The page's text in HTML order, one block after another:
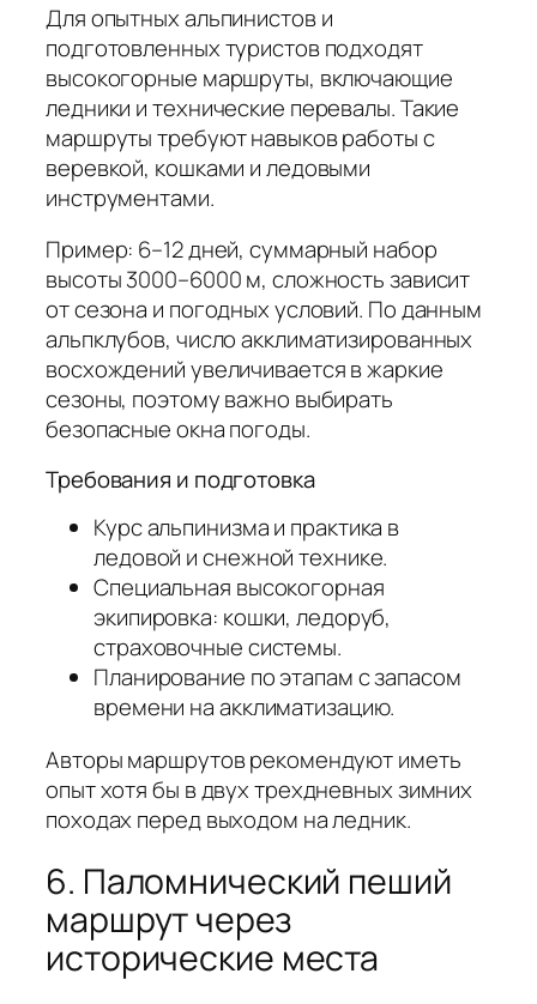
Для опытных альпинистов и
подготовленных туристов подходят
высокогорные маршруты, включающие
ледники и технические перевалы. Такие
маршруты требуют навыков работы с
веревкой, кошками и ледовыми
инструментами.
Пример: 6–12 дней, суммарный набор
высоты 3000–6000 м, сложность зависит
от сезона и погодных условий. По данным
альпклубов, число акклиматизированных
восхождений увеличивается в жаркие
сезоны, поэтому важно выбирать
безопасные окна погоды.
Требования и подготовка
Курс альпинизма и практика в
ледовой и снежной технике.
Специальная высокогорная
экипировка: кошки, ледоруб,
страховочные системы.
Планирование по этапам с запасом
времени на акклиматизацию.
Авторы маршрутов рекомендуют иметь
опыт хотя бы в двух трехдневных зимних
походах перед выходом на ледник.
6. Паломнический пеший
маршрут через
исторические места